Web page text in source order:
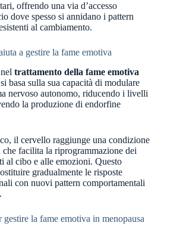
offrendo una via d’accesso
dove spesso si annidano i pattern
al cambiamento.
a gestire la fame emotiva
trattamento della fame emotiva
basa sulla sua capacità di modulare
nervoso autonomo, riducendo i livelli
la produzione di endorfine
il cervello raggiunge una condizione
facilita la riprogrammazione dei
al cibo e alle emozioni. Questo
gradualmente le risposte
con nuovi pattern comportamentali
la fame emotiva in menopausa